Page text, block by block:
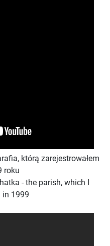
którą zarejestrowałem
roku
- the parish, which I
in 1999